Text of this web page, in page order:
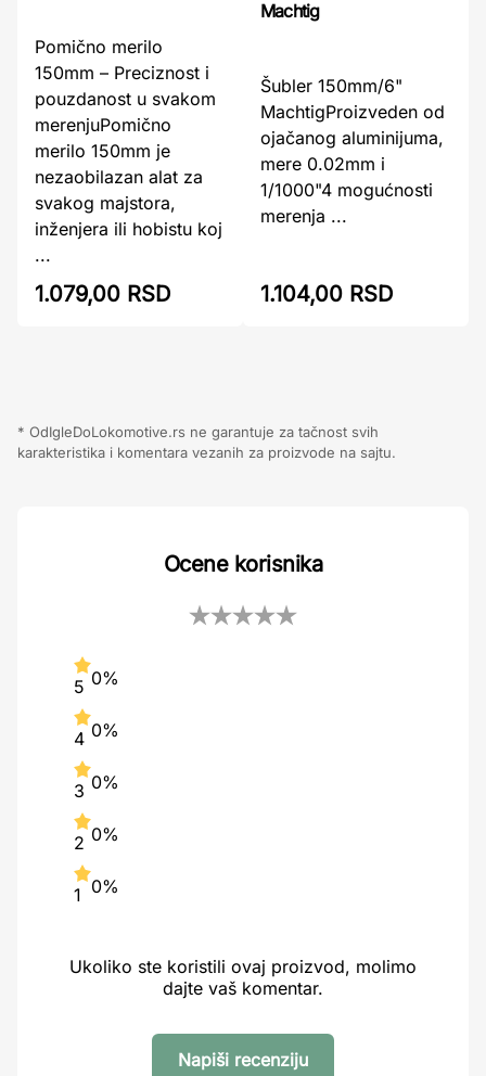
Pomično merilo
150mm – Preciznost i
pouzdanost u svakom
merenjuPomično
merilo 150mm je
nezaobilazan alat za
svakog majstora,
inženjera ili hobistu koj
...
1.079,00 RSD
Machtig
Šubler 150mm/6"
MachtigProizveden od
ojačanog aluminijuma,
mere 0.02mm i
1/1000"4 mogućnosti
merenja ...
1.104,00 RSD
* OdIgleDoLokomotive.rs ne garantuje za tačnost svih
karakteristika i komentara vezanih za proizvode na sajtu.
Ocene korisnika
5 0%
4 0%
3 0%
2 0%
1 0%
Ukoliko ste koristili ovaj proizvod, molimo
dajte vaš komentar.
Napiši recenziju